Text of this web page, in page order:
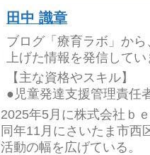
田中 識章
ブログ「療育ラボ」か
上げた情報を発信してい
【主な資格やスキル】
●児童発達支援管理責任
2025年5月に株式会社ｂ
同年11月にさいたま市西
活動の幅を広げている。